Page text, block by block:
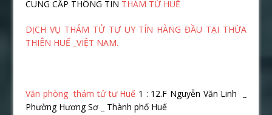
CUNG CẤP THÔNG TIN THÁM TỬ HUẾ
DỊCH VỤ THÁM TỬ TƯ UY TÍN HÀNG ĐẦU TẠI THỪA
THIÊN HUẾ _VIỆT NAM.
Văn phòng thám tử tư Huế 1 : 12.F Nguyễn Văn Linh _
Phường Hương Sơ _ Thành phố Huế